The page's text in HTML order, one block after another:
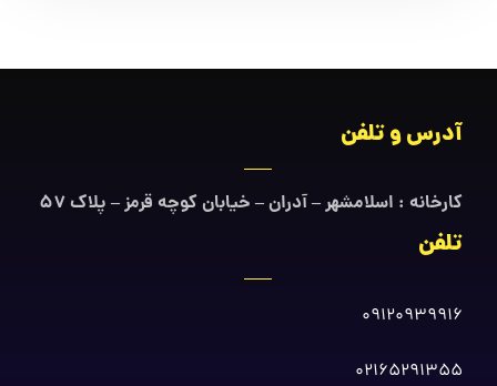
آدرس و تلفن
کارخانه : اسلامشهر – آدران – خیابان کوچه قرمز – پلاک ۵۷
تلفن
09120939916
02165291355